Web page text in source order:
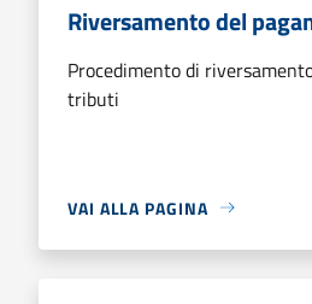
Riversamento del
Procedimento di
tributi
VAI ALLA PAGINA